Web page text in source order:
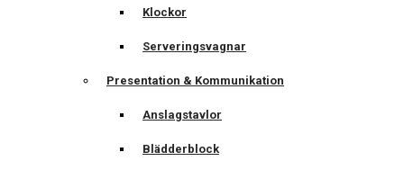
Klockor
Serveringsvagnar
Presentation & Kommunikation
Anslagstavlor
Blädderblock